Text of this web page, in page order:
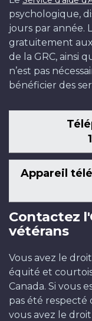
psychologique,
jours par année.
gratuitement
de la GRC, ainsi
n’est pas
bénéficier des
Appareil
Contactez
vétérans
Vous avez le
équité et
Canada. Si vous
pas été respecté
vous avez le